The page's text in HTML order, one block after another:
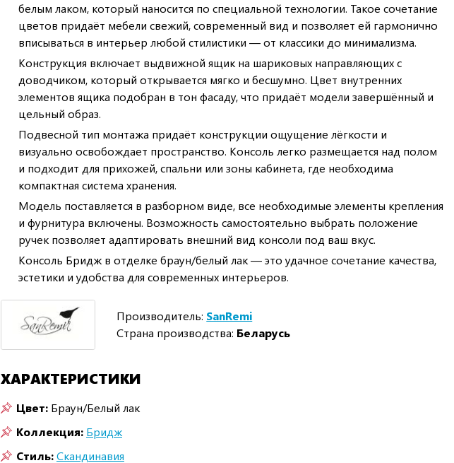
белым лаком, который наносится по специальной технологии. Такое сочетание
цветов придаёт мебели свежий, современный вид и позволяет ей гармонично
вписываться в интерьер любой стилистики — от классики до минимализма.
Конструкция включает выдвижной ящик на шариковых направляющих с
доводчиком, который открывается мягко и бесшумно. Цвет внутренних
элементов ящика подобран в тон фасаду, что придаёт модели завершённый и
цельный образ.
Подвесной тип монтажа придаёт конструкции ощущение лёгкости и
визуально освобождает пространство. Консоль легко размещается над полом
и подходит для прихожей, спальни или зоны кабинета, где необходима
компактная система хранения.
Модель поставляется в разборном виде, все необходимые элементы крепления
и фурнитура включены. Возможность самостоятельно выбрать положение
ручек позволяет адаптировать внешний вид консоли под ваш вкус.
Консоль Бридж в отделке браун/белый лак — это удачное сочетание качества,
эстетики и удобства для современных интерьеров.
Производитель: SanRemi
Страна производства: Беларусь
ХАРАКТЕРИСТИКИ
Цвет: Браун/Белый лак
Коллекция: Бридж
Стиль:Скандинавия